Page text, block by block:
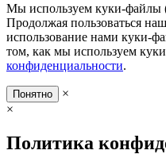
Мы используем куки-файлы
Продолжая пользоваться
использование нами куки-
том, как мы используем
конфиденциальности.
Понятно
×
×
Политика